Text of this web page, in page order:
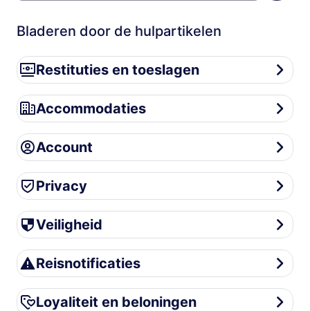
Bladeren door de hulpartikelen
Restituties en toeslagen
Restituties en toeslagen
Accommodaties
Accommodaties
Account
Account
Privacy
Privacy
Veiligheid
Veiligheid
Reisnotificaties
Reisnotificaties
Loyaliteit en beloningen
Loyaliteit en beloningen